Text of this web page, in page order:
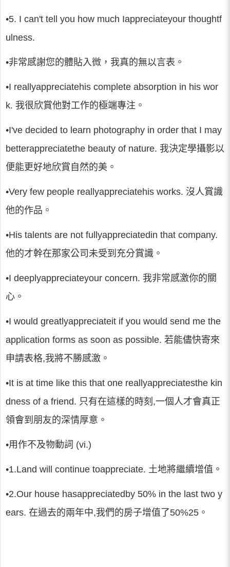
•5. I can't tell you how much Iappreciateyour thoughtf
ulness.
•非常感謝您的體貼入微，我真的無以言表。
•I reallyappreciatehis complete absorption in his wor
k. 我很欣賞他對工作的極端專注。
•I've decided to learn photography in order that I may
betterappreciatethe beauty of nature. 我決定學攝影以
便能更好地欣賞自然的美。
•Very few people reallyappreciatehis works. 沒人賞識
他的作品。
•His talents are not fullyappreciatedin that company.
他的才幹在那家公司未受到充分賞識。
•I deeplyappreciateyour concern. 我非常感激你的關
心。
•I would greatlyappreciateit if you would send me the
application forms as soon as possible. 若能儘快寄來
申請表格,我將不勝感激。
•It is at time like this that one reallyappreciatesthe kin
dness of a friend. 只有在這樣的時刻,一個人才會真正
領會到朋友的深情厚意。
•用作不及物動詞 (vi.)
•1.Land will continue toappreciate. 土地將繼續增值。
•2.Our house hasappreciatedby 50% in the last two y
ears. 在過去的兩年中,我們的房子增值了50%25。